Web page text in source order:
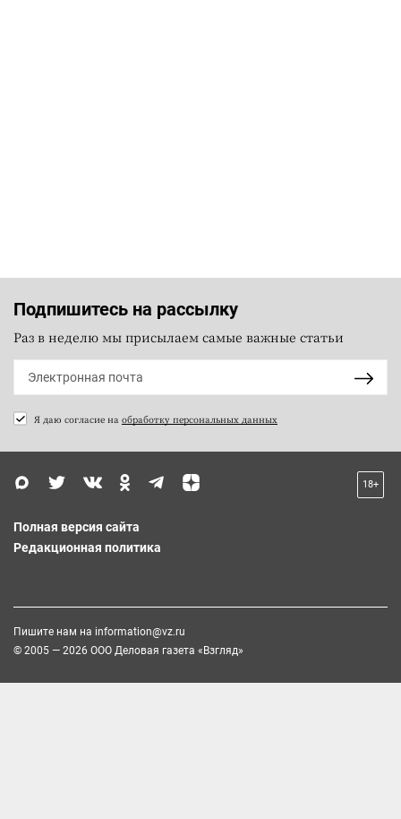
Подпишитесь на рассылку
Раз в неделю мы присылаем самые важные статьи
Я даю согласие на обработку персональных данных
18+
Полная версия сайта
Редакционная политика
Пишите нам на information@vz.ru
© 2005 — 2026 ООО Деловая газета «Взгляд»